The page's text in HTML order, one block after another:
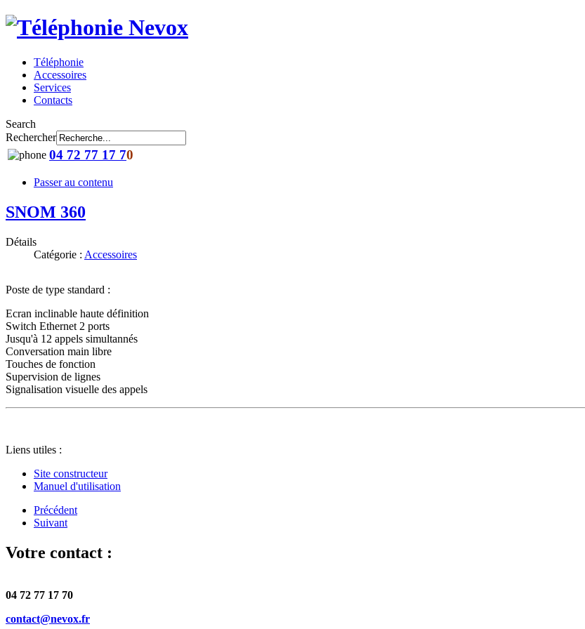
Téléphonie
Accessoires
Services
Contacts
Search
Rechercher
04 72 77 17 70
Passer au contenu
SNOM 360
Détails
Catégorie : Accessoires
Poste de type standard :
Ecran inclinable haute définition
Switch Ethernet 2 ports
Jusqu'à 12 appels simultannés
Conversation main libre
Touches de fonction
Supervision de lignes
Signalisation visuelle des appels
Liens utiles :
Site constructeur
Manuel d'utilisation
Précédent
Suivant
Votre contact :
04 72 77 17 70
contact@nevox.fr